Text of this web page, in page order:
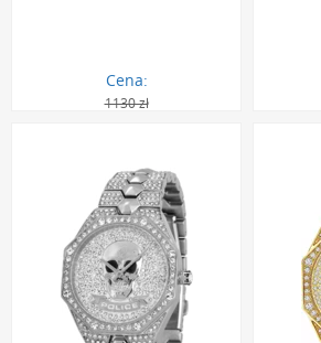
Cena:
1130 zł